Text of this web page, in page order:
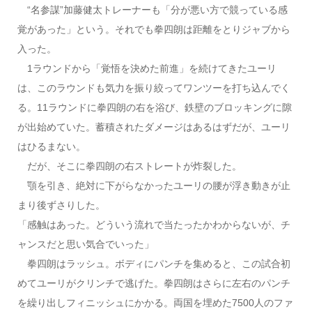
“名参謀”加藤健太トレーナーも「分が悪い方で競っている感
覚があった」という。それでも拳四朗は距離をとりジャブから
入った。
1ラウンドから「覚悟を決めた前進」を続けてきたユーリ
は、このラウンドも気力を振り絞ってワンツーを打ち込んでく
る。11ラウンドに拳四朗の右を浴び、鉄壁のブロッキングに隙
が出始めていた。蓄積されたダメージはあるはずだが、ユーリ
はひるまない。
だが、そこに拳四朗の右ストレートが炸裂した。
顎を引き、絶対に下がらなかったユーリの腰が浮き動きが止
まり後ずさりした。
「感触はあった。どういう流れで当たったかわからないが、チ
ャンスだと思い気合でいった」
拳四朗はラッシュ。ボディにパンチを集めると、この試合初
めてユーリがクリンチで逃げた。拳四朗はさらに左右のパンチ
を繰り出しフィニッシュにかかる。両国を埋めた7500人のファ